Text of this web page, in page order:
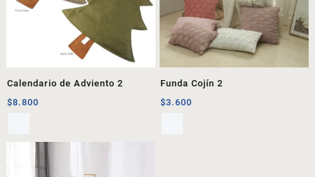
Calendario de Adviento 2
$8.800
Funda Cojín 2
$3.600